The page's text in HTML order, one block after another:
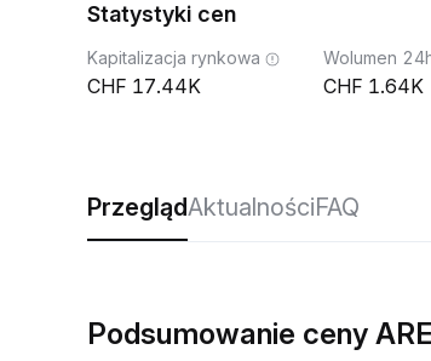
Statystyki cen
Kapitalizacja rynkowa
17.44K
Wolumen
1.64K
PrzeglądAktualnościFAQ
Podsumowanie ceny